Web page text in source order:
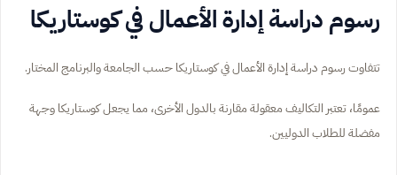
رسوم دراسة إدارة الأعمال في كوستاريكا
تتفاوت رسوم دراسة إدارة الأعمال في كوستاريكا حسب الجامعة والبرنامج المختار.
عمومًا، تعتبر التكاليف معقولة مقارنة بالدول الأخرى، مما يجعل كوستاريكا وجهة
مفضلة للطلاب الدوليين.